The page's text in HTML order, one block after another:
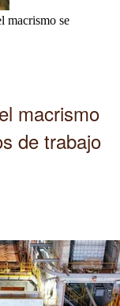
macrismo se
macrismo
de trabajo